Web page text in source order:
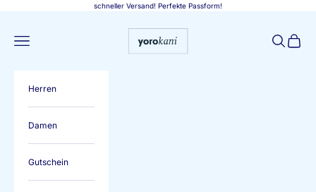
schneller Versand! Perfekte Passform!
Yorokani
Menü
Suchen
Herren
Damen
Gutschein